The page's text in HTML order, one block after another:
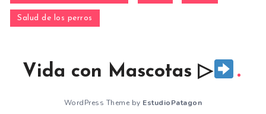
Salud de los perros
Vida con Mascotas ▷
WordPress Theme by EstudioPatagon